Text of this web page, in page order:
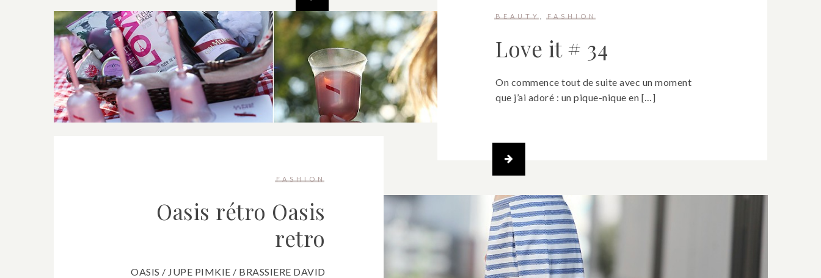
BEAUTY FASHION
Love it # 34
On commence tout de suite avec un moment
que j’ai adoré : un pique-nique en […]
FASHION
Oasis rétro Oasis
retro
OASIS / JUPE PIMKIE / BRASSIERE DAVID